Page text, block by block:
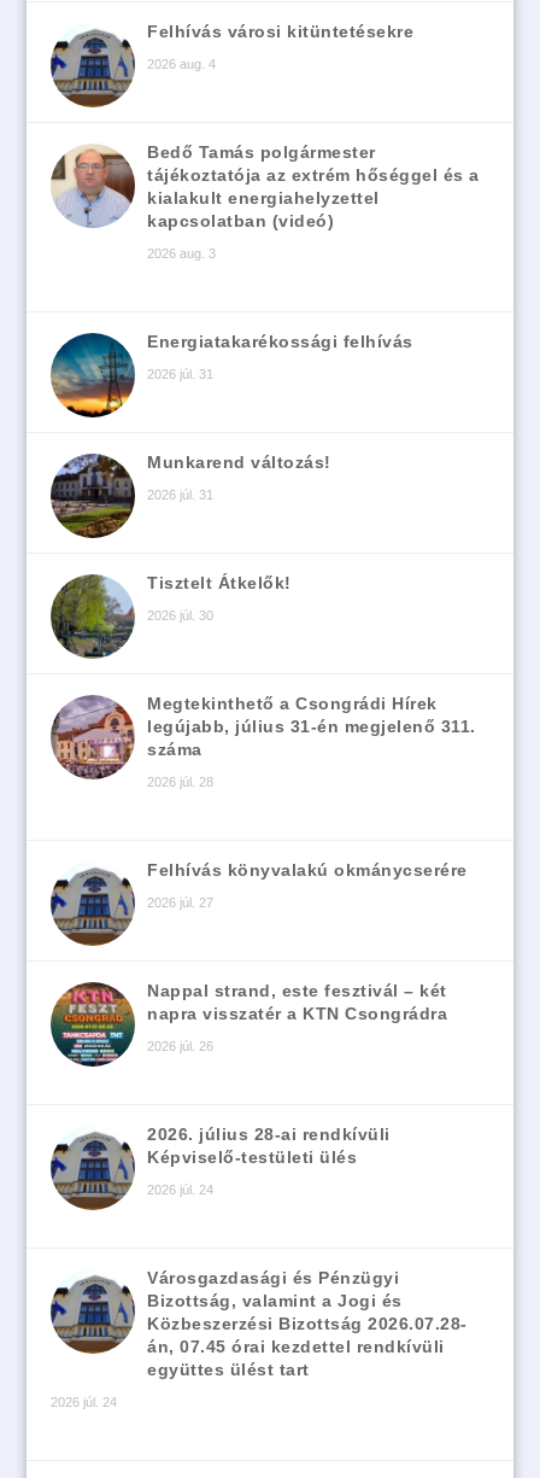
Felhívás városi kitüntetésekre
2026 aug. 4
Bedő Tamás polgármester
tájékoztatója az extrém hőséggel és a
kialakult energiahelyzettel
kapcsolatban (videó)
2026 aug. 3
Energiatakarékossági felhívás
2026 júl. 31
Munkarend változás!
2026 júl. 31
Tisztelt Átkelők!
2026 júl. 30
Megtekinthető a Csongrádi Hírek
legújabb, július 31-én megjelenő 311.
száma
2026 júl. 28
Felhívás könyvalakú okmánycserére
2026 júl. 27
Nappal strand, este fesztivál – két
napra visszatér a KTN Csongrádra
2026 júl. 26
2026. július 28-ai rendkívüli
Képviselő-testületi ülés
2026 júl. 24
Városgazdasági és Pénzügyi
Bizottság, valamint a Jogi és
Közbeszerzési Bizottság 2026.07.28-
án, 07.45 órai kezdettel rendkívüli
együttes ülést tart
2026 júl. 24